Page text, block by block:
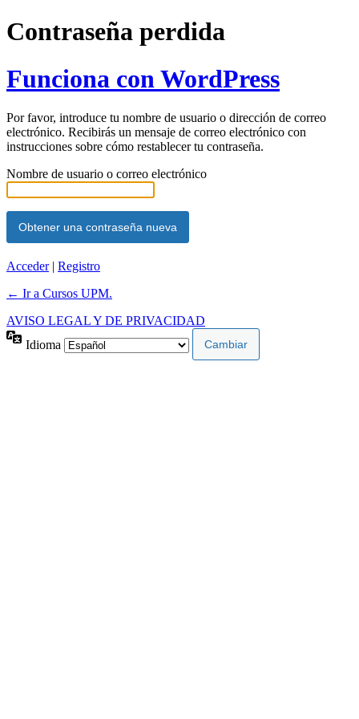
Contraseña perdida
Funciona con WordPress
Por favor, introduce tu nombre de usuario o dirección de correo
electrónico. Recibirás un mensaje de correo electrónico con
instrucciones sobre cómo restablecer tu contraseña.
Nombre de usuario o correo electrónico
Acceder| Registro
← Ir a Cursos UPM.
AVISO LEGAL Y DE PRIVACIDAD
Idioma